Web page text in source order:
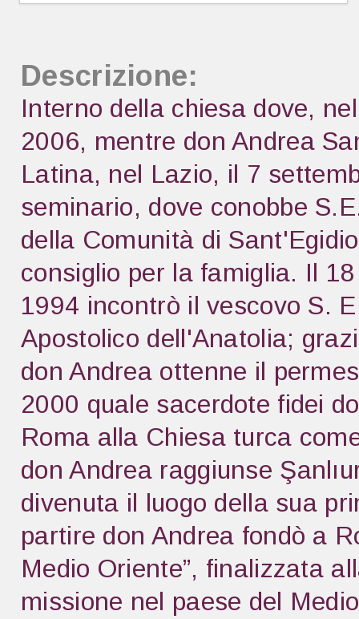
Descrizione:
Interno della chiesa dove,
2006, mentre don Andrea
Latina, nel Lazio, il 7
seminario, dove conobbe
della Comunità di
consiglio per la famiglia. Il
1994 incontrò il vescovo S.
Apostolico dell'Anatolia;
don Andrea ottenne il
2000 quale sacerdote fidei
Roma alla Chiesa turca
don Andrea raggiunse
divenuta il luogo della sua
partire don Andrea fondò a
Medio Oriente”, finalizzata
missione nel paese del